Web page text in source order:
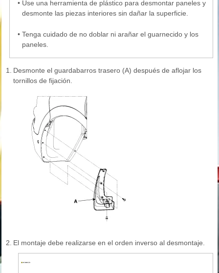
• Use una herramienta de plástico para desmontar paneles y
desmonte las piezas interiores sin dañar la superficie.
• Tenga cuidado de no doblar ni arañar el guarnecido y los
paneles.
1.
Desmonte el guardabarros trasero (A) después de aflojar los
tornillos de fijación.
2. El montaje debe realizarse en el orden inverso al desmontaje.